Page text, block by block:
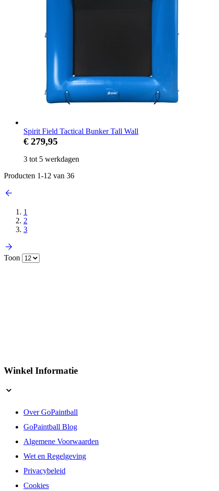
Spirit Field Tactical Bunker Tall Wall
€ 279,95
3 tot 5 werkdagen
Producten 1-12 van 36
1
2
3
Toon
Winkel Informatie
Over GoPaintball
GoPaintball Blog
Algemene Voorwaarden
Wet en Regelgeving
Privacybeleid
Cookies